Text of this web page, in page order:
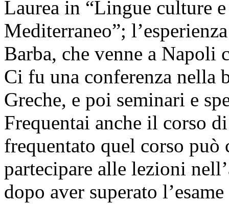
Laurea in “Lingue culture
Mediterraneo”;
Barba, che venne a Napoli
Ci fu una conferenza nella
Greche, e poi seminari e
Frequentai anche il corso
frequentato quel corso
partecipare alle lezioni
dopo aver superato